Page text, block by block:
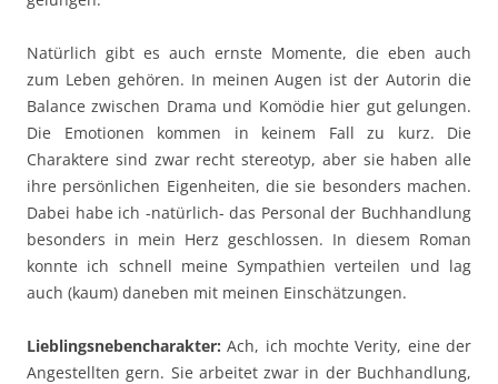
Natürlich gibt es auch ernste Momente, die eben auch
zum Leben gehören. In meinen Augen ist der Autorin die
Balance zwischen Drama und Komödie hier gut gelungen.
Die Emotionen kommen in keinem Fall zu kurz. Die
Charaktere sind zwar recht stereotyp, aber sie haben alle
ihre persönlichen Eigenheiten, die sie besonders machen.
Dabei habe ich -natürlich- das Personal der Buchhandlung
besonders in mein Herz geschlossen. In diesem Roman
konnte ich schnell meine Sympathien verteilen und lag
auch (kaum) daneben mit meinen Einschätzungen.
Lieblingsnebencharakter: Ach, ich mochte Verity, eine der
Angestellten gern. Sie arbeitet zwar in der Buchhandlung,